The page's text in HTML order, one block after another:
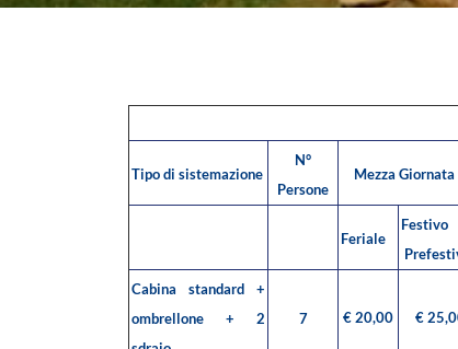
Tipo di sistemazione
N°
Persone
Mezza
Feriale
Festivo
Cabina standard +
ombrellone + 2
7 € 20,00 €